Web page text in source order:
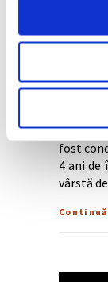
Munch,
fost
4 ani de
vârstă